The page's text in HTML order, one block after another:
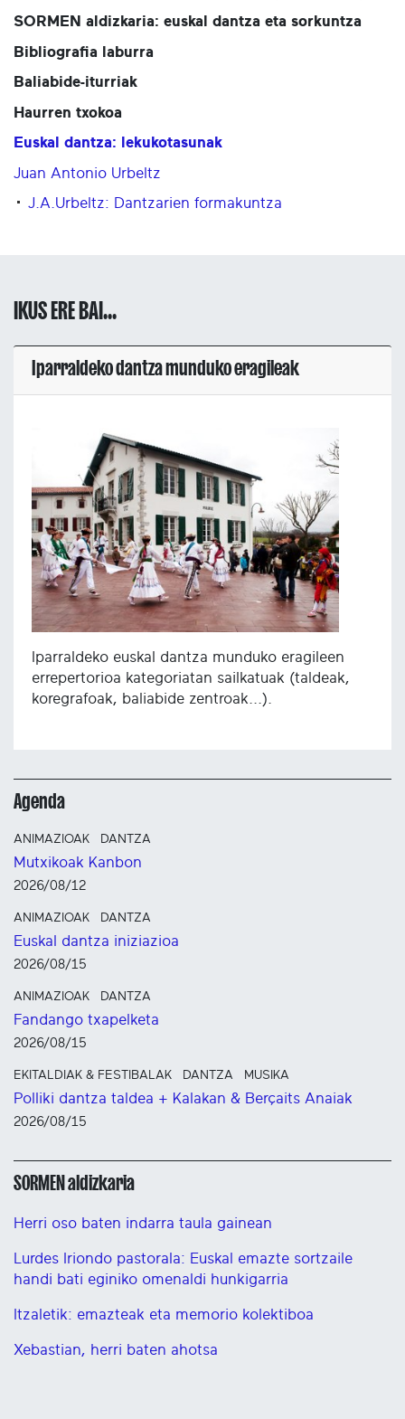
SORMEN aldizkaria: euskal dantza eta sorkuntza
Bibliografia laburra
Baliabide-iturriak
Haurren txokoa
Euskal dantza: lekukotasunak
Juan Antonio Urbeltz
J.A.Urbeltz: Dantzarien formakuntza
IKUS ERE BAI...
Iparraldeko dantza munduko eragileak
Iparraldeko euskal dantza munduko eragileen
errepertorioa kategoriatan sailkatuak (taldeak,
koregrafoak, baliabide zentroak...).
Agenda
ANIMAZIOAK DANTZA
Mutxikoak Kanbon
2026/08/12
ANIMAZIOAK DANTZA
Euskal dantza iniziazioa
2026/08/15
ANIMAZIOAK DANTZA
Fandango txapelketa
2026/08/15
EKITALDIAK & FESTIBALAK DANTZA MUSIKA
Polliki dantza taldea + Kalakan & Berçaits Anaiak
2026/08/15
SORMEN aldizkaria
Herri oso baten indarra taula gainean
Lurdes Iriondo pastorala: Euskal emazte sortzaile
handi bati eginiko omenaldi hunkigarria
Itzaletik: emazteak eta memorio kolektiboa
Xebastian, herri baten ahotsa